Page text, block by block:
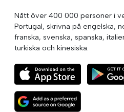
Nått över 400 000 personer i
Portugal, skrivna på engelska,
franska, svenska, spanska,
turkiska och kinesiska.